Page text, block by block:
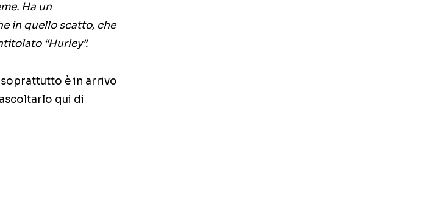
Ha un
in quello scatto, che
“Hurley”.
soprattutto è in arrivo
qui di